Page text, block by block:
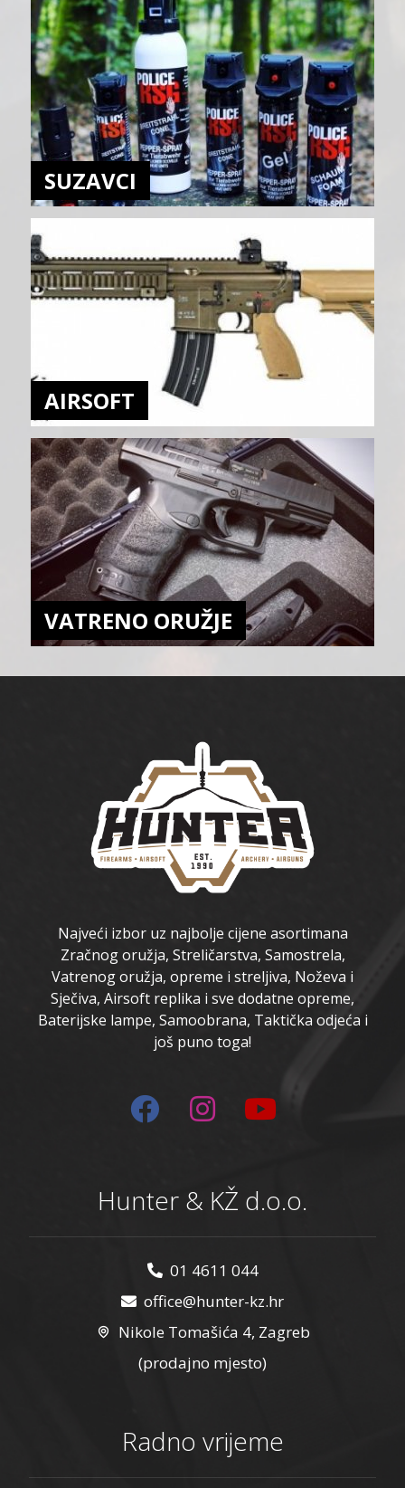
SUZAVCI
AIRSOFT
VATRENO ORUŽJE
Najveći izbor uz najbolje cijene asortimana
Zračnog oružja, Streličarstva, Samostrela,
Vatrenog oružja, opreme i streljiva, Noževa i
Sječiva, Airsoft replika i sve dodatne opreme,
Baterijske lampe, Samoobrana, Taktička odjeća i
još puno toga!
Hunter & KŽ d.o.o.
01 4611 044
office@hunter-kz.hr
Nikole Tomašića 4, Zagreb
(prodajno mjesto)
Radno vrijeme